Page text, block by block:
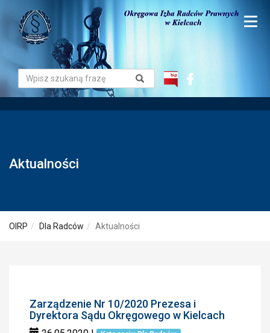
Aktualności
OIRP Dla Radców Aktualności
Zarządzenie Nr 10/2020 Prezesa i
Dyrektora Sądu Okręgowego w Kielcach